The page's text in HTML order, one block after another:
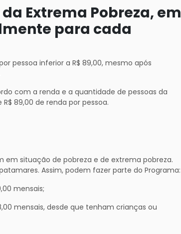
Extrema Pobreza, em
para cada
pessoa inferior a R$ 89,00, mesmo após
com a renda e a quantidade de pessoas da
89,00 de renda por pessoa.
em situação de pobreza e de extrema pobreza.
Assim, podem fazer parte do Programa:
mensais;
mensais, desde que tenham crianças ou